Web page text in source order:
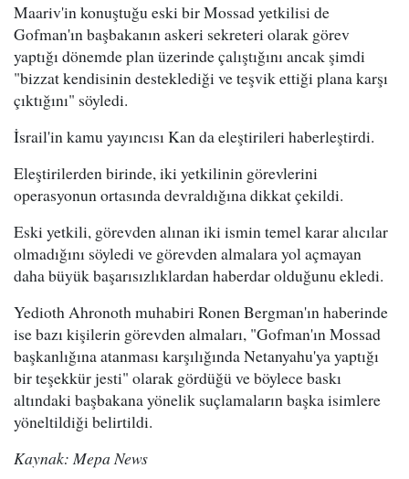
Maariv'in konuştuğu eski bir Mossad yetkilisi de
Gofman'ın başbakanın askeri sekreteri olarak görev
yaptığı dönemde plan üzerinde çalıştığını ancak şimdi
"bizzat kendisinin desteklediği ve teşvik ettiği plana karşı
çıktığını" söyledi.
İsrail'in kamu yayıncısı Kan da eleştirileri haberleştirdi.
Eleştirilerden birinde, iki yetkilinin görevlerini
operasyonun ortasında devraldığına dikkat çekildi.
Eski yetkili, görevden alınan iki ismin temel karar alıcılar
olmadığını söyledi ve görevden almalara yol açmayan
daha büyük başarısızlıklardan haberdar olduğunu ekledi.
Yedioth Ahronoth muhabiri Ronen Bergman'ın haberinde
ise bazı kişilerin görevden almaları, "Gofman'ın Mossad
başkanlığına atanması karşılığında Netanyahu'ya yaptığı
bir teşekkür jesti" olarak gördüğü ve böylece baskı
altındaki başbakana yönelik suçlamaların başka isimlere
yöneltildiği belirtildi.
Kaynak: Mepa News